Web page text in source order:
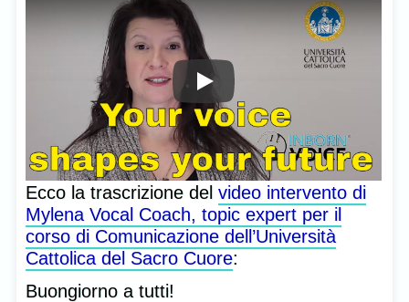
Ecco la trascrizione del video intervento di
Mylena Vocal Coach, topic expert per il
corso di Comunicazione dell’Università
Cattolica del Sacro Cuore:
Buongiorno a tutti!